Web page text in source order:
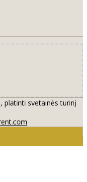
platinti svetainės turinį